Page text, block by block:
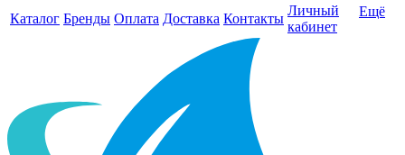
Каталог Бренды Оплата Доставка Контакты
Личный
кабинет
Ещё